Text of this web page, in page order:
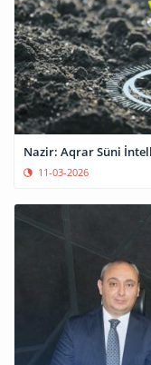
Nazir: Aqrar Süni
11-03-2026